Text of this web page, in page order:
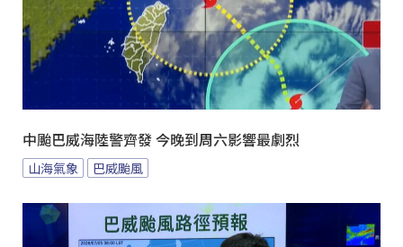
中颱巴威海陸警齊發 今晚到周六影響最劇烈
山海氣象 巴威颱風